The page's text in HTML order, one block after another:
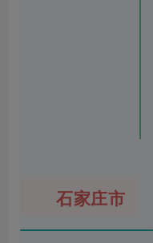
石家庄市